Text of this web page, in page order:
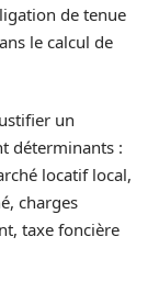
de tenue
le calcul de
un
déterminants :
locatif local,
charges
taxe foncière